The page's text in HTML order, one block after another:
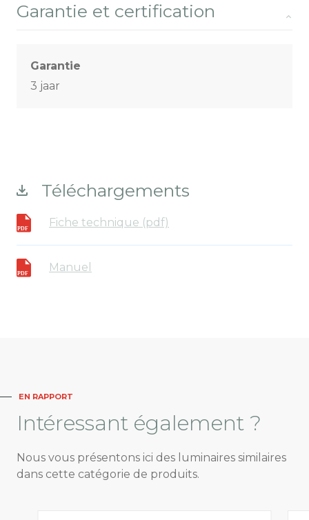
Garantie et certification
Garantie
3 jaar
Téléchargements
Fiche technique (pdf)
Manuel
EN RAPPORT
Intéressant également ?
Nous vous présentons ici des luminaires similaires
dans cette catégorie de produits.